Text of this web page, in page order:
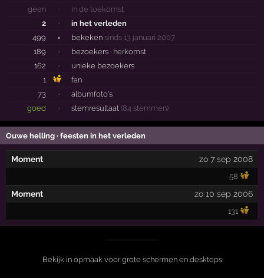
geen
·
in de toekomst
2
·
in het verleden
499
× bekeken sinds 13 januari 2007
189
· bezoekers · herkomst
162
·
unieke bezoekers
1
fan
73
·
albumfoto's
goed
· stemresultaat (84 stemmen)
Ouwe helling · feesten in het verleden
Moment zo 7 sep 2008
58
Moment zo 10 sep 2006
131
Bekijk in opmaak voor grote schermen en desktops